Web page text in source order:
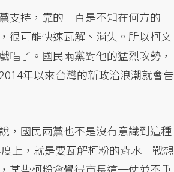
支持，靠的一直是不知在何方的
很可能快速瓦解、消失。所以柯文
唱了。國民兩黨對他的猛烈攻勢，
年以來台灣的新政治浪潮就會告
，國民兩黨也不是沒有意識到這種
上，就是要瓦解柯粉的背水一戰想